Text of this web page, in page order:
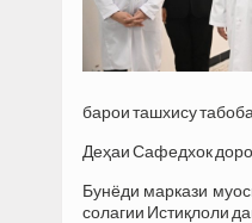
барои ташхису
Деҳаи Сафедхок
Бунёди маркази
солагии Истиқлоли